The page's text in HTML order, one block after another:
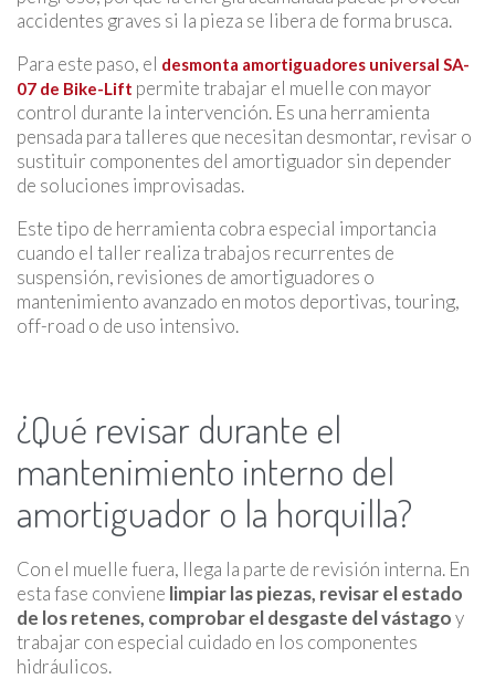
accidentes graves si la pieza se libera de forma brusca.
Para este paso, el desmonta amortiguadores universal SA-
07 de Bike-Lift permite trabajar el muelle con mayor
control durante la intervención. Es una herramienta
pensada para talleres que necesitan desmontar, revisar o
sustituir componentes del amortiguador sin depender
de soluciones improvisadas.
Este tipo de herramienta cobra especial importancia
cuando el taller realiza trabajos recurrentes de
suspensión, revisiones de amortiguadores o
mantenimiento avanzado en motos deportivas, touring,
off-road o de uso intensivo.
¿Qué revisar durante el
mantenimiento interno del
amortiguador o la horquilla?
Con el muelle fuera, llega la parte de revisión interna. En
esta fase conviene limpiar las piezas, revisar el estado
de los retenes, comprobar el desgaste del vástagoy
trabajar con especial cuidado en los componentes
hidráulicos.